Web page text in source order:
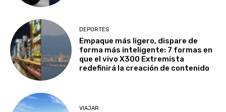
DEPORTES
Empaque más ligero, dispare de
forma más inteligente: 7 formas en
que el vivo X300 Extremista
redefinirá la creación de contenido
VIAJAR